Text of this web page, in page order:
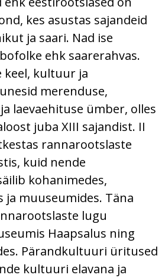
kes asustas sajandeid
ja saari. Nad ise
ehk saarerahvas.
keel, kultuur ja
merenduse,
laevaehituse ümber, olles
juba XIII sajandist. II
rannarootslaste
kuid nende
kohanimedes,
ja muuseumides. Täna
lugu
Haapsalus ning
Pärandkultuuri üritused
kultuuri elavana ja